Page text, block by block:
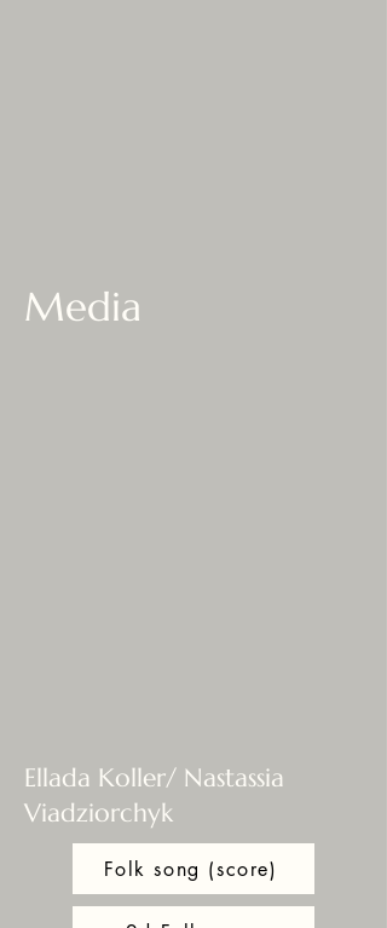
Media
Ellada Koller/ Nastassia
Viadziorchyk
Folk song (score)